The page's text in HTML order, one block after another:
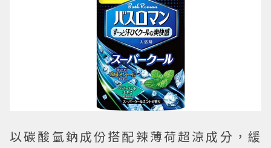
以碳酸氫鈉成份搭配辣薄荷超涼成分，緩